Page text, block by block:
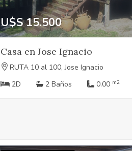
U$S 15.500
Casa en Jose Ignacio
RUTA 10 al 100, Jose Ignacio
2D
2 Baños 0.00 m2